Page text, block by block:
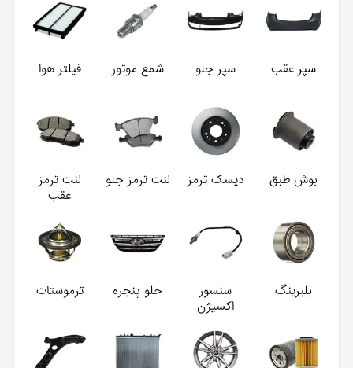
سپر عقب سپر جلو شمع موتور فیلتر هوا
بوش طبق دیسک ترمز لنت ترمز جلو
لنت ترمز
عقب
بلبرینگ
سنسور
اکسیژن
جلو پنجره ترموستات